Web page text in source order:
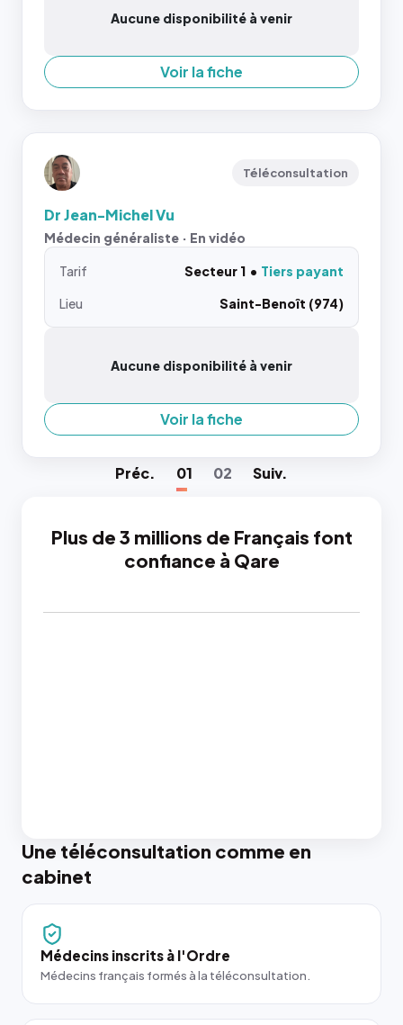
Aucune disponibilité à venir
Voir la fiche
Téléconsultation
Dr Jean-Michel Vu
Médecin généraliste · En vidéo
Tarif Secteur 1
Tiers payant
Lieu
Saint-Benoît (974)
Aucune disponibilité à venir
Voir la fiche
Préc. 01 02 Suiv.
Plus de 3 millions de Français font
confiance à Qare
Une téléconsultation comme en
cabinet
Médecins inscrits à l'Ordre
Médecins français formés à la téléconsultation.